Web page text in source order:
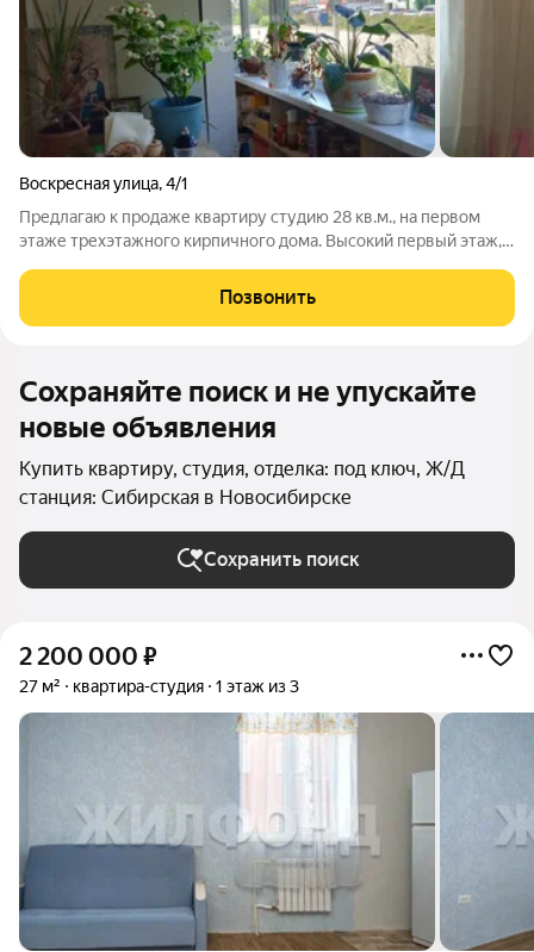
Воскресная улица,4/1
Предлагаю к продаже квартиру студию 28 кв.м., на первом
этаже трехэтажного кирпичного дома. Высокий первый этаж,
косметический ремонт. При продаже в квартире остается
платeльный шкаф (бoльшoй),
Позвонить
Сохраняйте поиск и не упускайте
новые объявления
Купить квартиру, студия, отделка: под ключ, Ж/Д
станция: Сибирская в Новосибирске
Сохранить поиск
2 200 000 ₽
27 м² квартира-студия 1 этаж из 3